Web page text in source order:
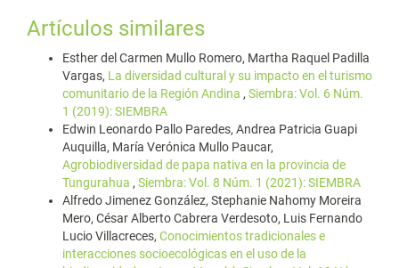
Artículos similares
Esther del Carmen Mullo Romero, Martha Raquel Padilla
Vargas, La diversidad cultural y su impacto en el turismo
comunitario de la Región Andina , Siembra: Vol. 6 Núm.
1 (2019): SIEMBRA
Edwin Leonardo Pallo Paredes, Andrea Patricia Guapi
Auquilla, María Verónica Mullo Paucar,
Agrobiodiversidad de papa nativa en la provincia de
Tungurahua , Siembra: Vol. 8 Núm. 1 (2021): SIEMBRA
Alfredo Jimenez González, Stephanie Nahomy Moreira
Mero, César Alberto Cabrera Verdesoto, Luis Fernando
Lucio Villacreces, Conocimientos tradicionales e
interacciones socioecológicas en el uso de la